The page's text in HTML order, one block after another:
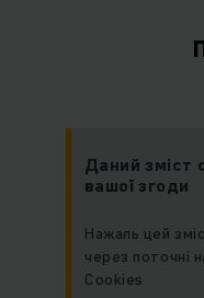
Даний зміст
вашої згоди
Нажаль цей
через поточні
Cookies